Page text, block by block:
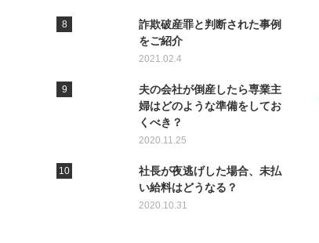
詐欺破産罪と判断された事例
をご紹介
2021.02.4
夫の会社が倒産したら専業主
婦はどのような準備をしてお
くべき？
2020.11.25
社長が夜逃げした場合、未払
い給料はどうなる？
2020.10.31